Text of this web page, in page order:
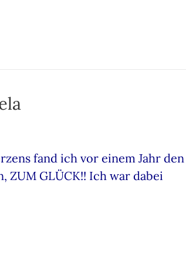
fand ich vor einem Jahr den
ZUM GLÜCK!! Ich war dabei